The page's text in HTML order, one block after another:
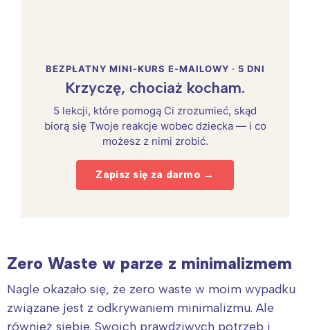
BEZPŁATNY MINI-KURS E-MAILOWY · 5 DNI
Krzyczę, chociaż kocham.
5 lekcji, które pomogą Ci zrozumieć, skąd
biorą się Twoje reakcje wobec dziecka — i co
możesz z nimi zrobić.
Zapisz się za darmo →
Zero Waste w parze z minimalizmem
Nagle okazało się, że zero waste w moim wypadku
związane jest z odkrywaniem minimalizmu. Ale
również siebie. Swoich prawdziwych potrzeb i